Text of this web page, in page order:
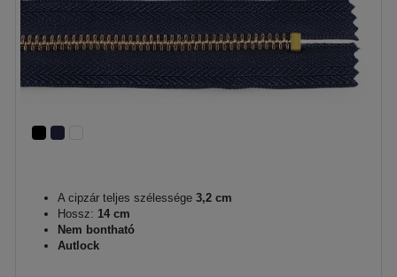
A cipzár teljes szélessége 3,2 cm
Hossz: 14 cm
Nem bontható
Autlock